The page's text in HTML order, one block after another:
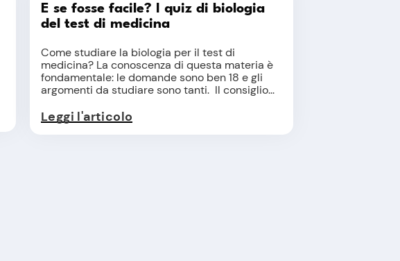
E se fosse facile? I quiz di biologia
del test di medicina
Come studiare la biologia per il test di
medicina? La conoscenza di questa materia è
fondamentale: le domande sono ben 18 e gli
argomenti da studiare sono tanti. Il consiglio...
Leggi l'articolo